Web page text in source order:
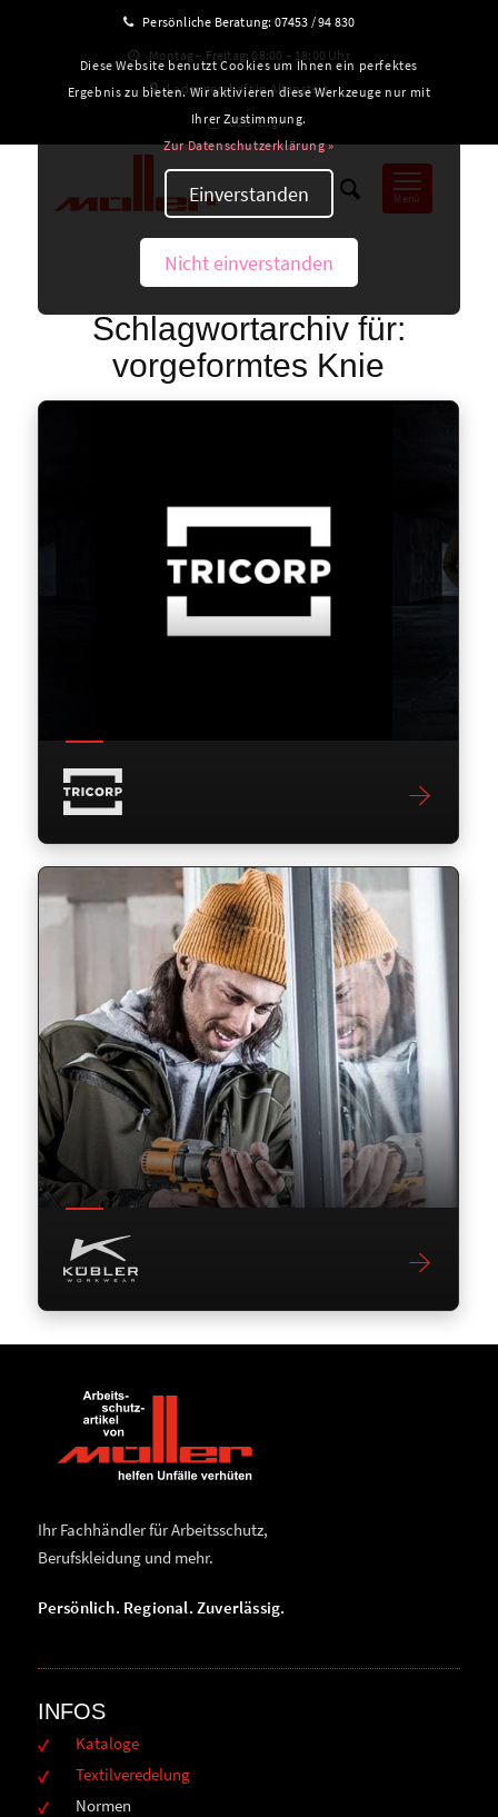
Persönliche Beratung: 07453 / 94 830
Montag – Freitag: 08:00 – 18:00 Uhr
Ladengeschäft in Altensteig
B2B-Login
Menü
Schlagwortarchiv für:
vorgeformtes Knie
Ihr Fachhändler für Arbeitsschutz,
Berufskleidung und mehr.
Persönlich. Regional. Zuverlässig.
INFOS
Kataloge
Textilveredelung
Normen
Diese Website benutzt Cookies um Ihnen ein perfektes
Ergebnis zu bieten. Wir aktivieren diese Werkzeuge nur mit
Ihrer Zustimmung.
Zur Datenschutzerklärung »
Einverstanden
Nicht einverstanden